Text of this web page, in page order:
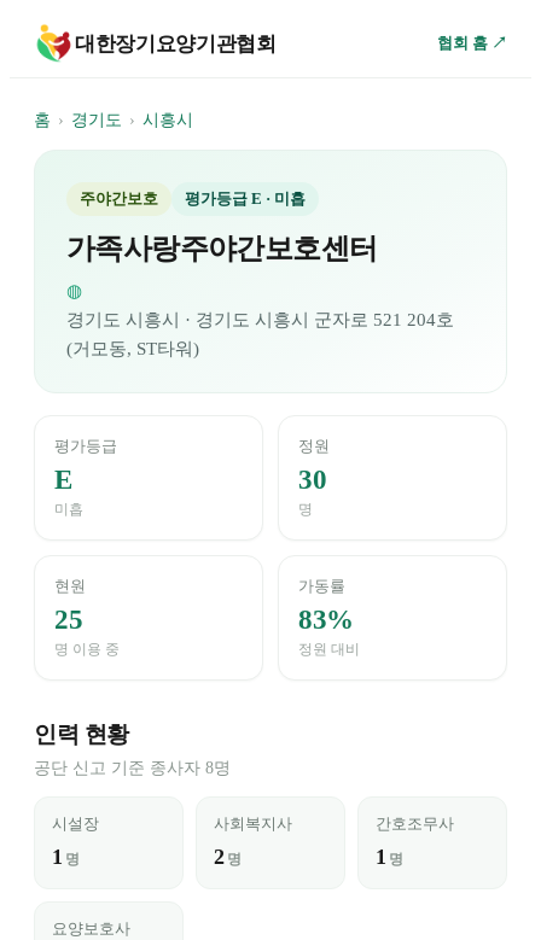
대한장기요양기관협회 협회 홈 ↗
홈 › 경기도 › 시흥시
주야간보호 평가등급 E · 미흡
가족사랑주야간보호센터
◍
경기도 시흥시
· 경기도 시흥시 군자로 521 204호
(거모동, ST타워)
평가등급
E
미흡
정원
30
명
현원
25
명 이용 중
가동률
83%
정원 대비
인력 현황
공단 신고 기준 종사자 8명
시설장
1 명
사회복지사
2 명
간호조무사
1 명
요양보호사